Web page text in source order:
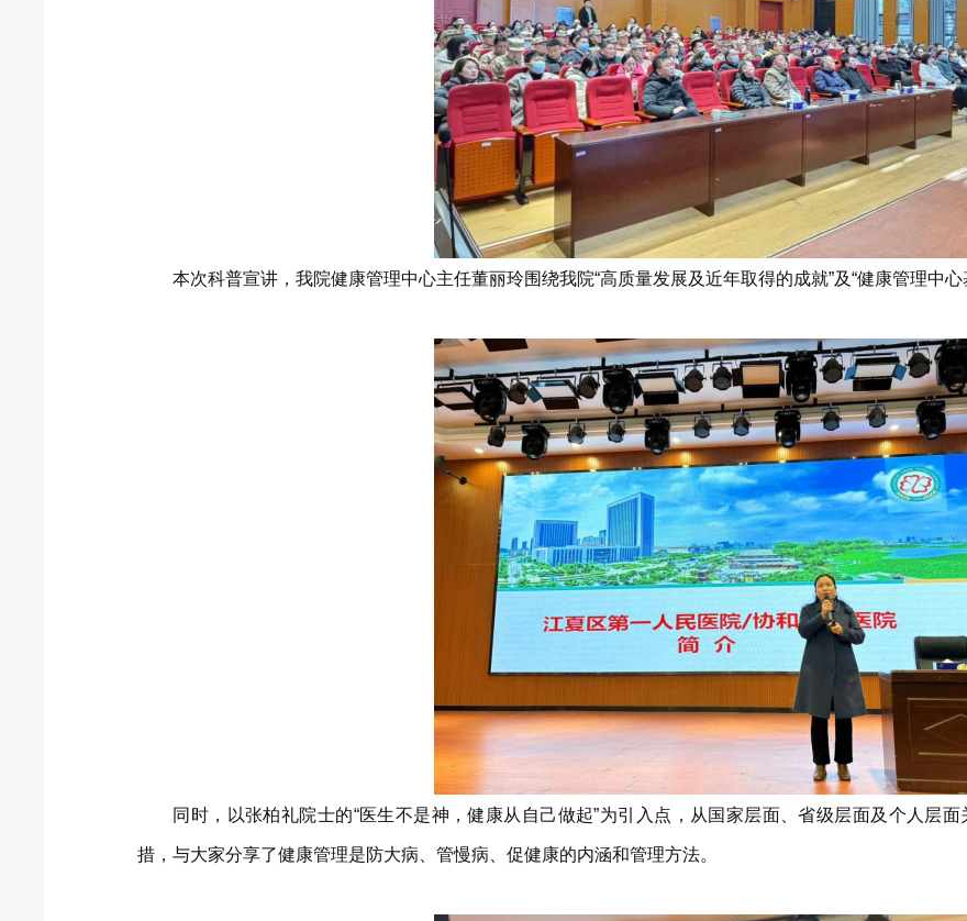
本次科普宣讲，我院健康管理中心主任董丽玲围绕我院“高质量发展及近年取得的成就”及“健康管理中心
同时，以张柏礼院士的“医生不是神，健康从自己做起”为引入点，从国家层面、省级层面及个人层
措，与大家分享了健康管理是防大病、管慢病、促健康的内涵和管理方法。